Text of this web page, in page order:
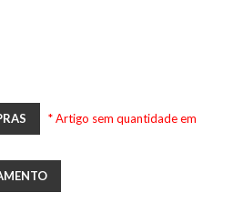
* Artigo sem quantidade em